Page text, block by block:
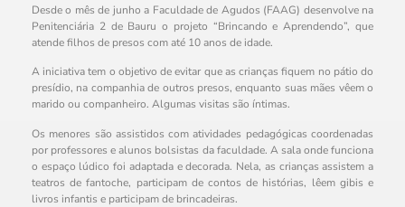
Desde o mês de junho a Faculdade de Agudos (FAAG) desenvolve na
Penitenciária 2 de Bauru o projeto “Brincando e Aprendendo”, que
atende filhos de presos com até 10 anos de idade.
A iniciativa tem o objetivo de evitar que as crianças fiquem no pátio do
presídio, na companhia de outros presos, enquanto suas mães vêem o
marido ou companheiro. Algumas visitas são íntimas.
Os menores são assistidos com atividades pedagógicas coordenadas
por professores e alunos bolsistas da faculdade. A sala onde funciona
o espaço lúdico foi adaptada e decorada. Nela, as crianças assistem a
teatros de fantoche, participam de contos de histórias, lêem gibis e
livros infantis e participam de brincadeiras.